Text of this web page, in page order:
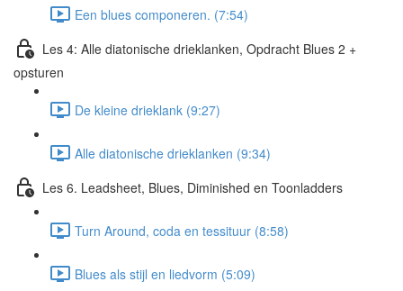
Een blues componeren. (7:54)
Les 4: Alle diatonische drieklanken, Opdracht Blues 2 +
opsturen
De kleine drieklank (9:27)
Alle diatonische drieklanken (9:34)
Les 6. Leadsheet, Blues, Diminished en Toonladders
Turn Around, coda en tessituur (8:58)
Blues als stijl en liedvorm (5:09)